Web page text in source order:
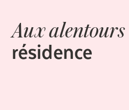
Aux alentours
résidence